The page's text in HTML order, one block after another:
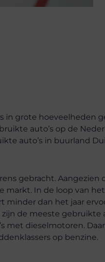
in grote hoeveelheden
auto’s op de
auto’s in buurland
gebracht.
markt. In de loop van
dan het jaar
de meeste gebruikte
met dieselmotoren.
op benzine.